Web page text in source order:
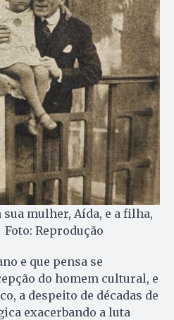
mulher, Aída, e a filha,
Reprodução
e que pensa se
do homem cultural, e
a despeito de décadas de
exacerbando a luta